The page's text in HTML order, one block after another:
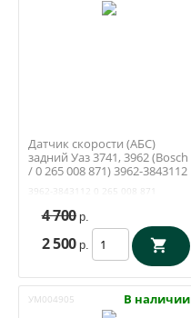
Датчик скорости (АБС)
задний Уаз 3741, 3962 (Bosch
/ 0 265 008 871) 3962-3843112
0 265 008 871
4 700 р.
2 500 р.
УМ004905 В наличии